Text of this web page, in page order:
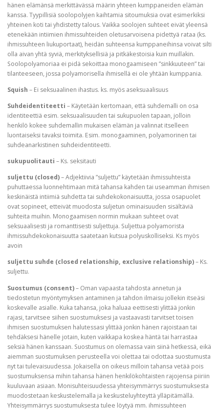
hänen elämänsä merkittävässä määrin yhteen kumppaneiden elämän
kanssa. Tyypillisiä soolopolyjen kaihtamia sitoumuksia ovat esimerkiksi
yhteinen koti tai yhdistetty talous. Vaikka soolojen suhteet eivät yleensä
etenekään intiimien ihmissuhteiden oletusarvoisena pidettyä rataa (ks.
ihmissuhteen liukuportaat), heidän suhteensa kumppaneihinsa voivat silti
olla aivan yhtä syviä, merkityksellisiä ja pitkäkestoisia kuin muillakin.
Soolopolyamoriaa ei pidä sekoittaa monogaamiseen ”sinkkuuteen” tai
tilanteeseen, jossa polyamorisella ihmisellä ei ole yhtään kumppania.
Squish – Ei seksuaalinen ihastus. ks. myös aseksuaalisuus
Suhdeidentiteetti – Käytetään kertomaan, että suhdemalli on osa
identiteettiä esim. seksuaalisuuden tai sukupuolen tapaan, jolloin
henkilö kokee suhdemallin mukaisen elämän ja valinnat itselleen
luontaiseksi tavaksi toimita. Esim. monogaaminen, polyamorinen tai
suhdeanarkistinen suhdeidentiteetti.
sukupuolitauti – Ks. seksitauti
suljettu (closed)– Adjektiivia ”suljettu” käytetään ihmissuhteista
puhuttaessa luonnehtimaan mitä tahansa kahden tai useamman ihmisen
keskinäistä intiimiä suhdetta tai suhdekokonaisuutta, jossa osapuolet
ovat sopineet, etteivät muodosta suljetun ominaisuuden sisältäviä
suhteita muihin. Monogaamisen normin mukaan suhteet ovat
seksuaalisesti ja romanttisesti suljettuja. Suljettua polyamorista
ihmissuhdekokonaisuutta saatetaan kutsua polyuskolliseksi. Ks myös
avoin
suljettu suhde (closed relationship, exclusive relationship)– Ks.
suljettu.
Suostumus (consent)– Oman vapaasta tahdosta annetun ja
tiedostetun myöntymyksen antaminen ja tahdon ilmaisu jollekin itseäsi
koskevalle asialle. Kuka tahansa, joka haluaa eettisesti ylittää jonkin
rajasi, tarvitsee siihen suostumuksesi ja vastaavasti tarvitset toisen
ihmisen suostumuksen halutessasi ylittää jonkin hänen rajoistaan tai
tehdäksesi hänelle jotain, kuten vaikkapa koskea häntä tai harrastaa
seksiä hänen kanssaan. Suostumus on olemassa vain siinä hetkessä, eikä
aiemman suostumuksen perusteella voi olettaa tai odottaa suostumusta
nyt tai tulevaisuudessa. Jokaisella on oikeus milloin tahansa vetää pois
suostumuksensa mihin tahansa hänen henkilökohtaisten rajojensa piiriin
kuuluvaan asiaan. Monisuhteisuudessa yhteisymmärrys suostumuksesta
muodostetaan keskustelemalla ja keskusteluyhteyttä ylläpitämällä.
Yhteisymmärrys suostumuksesta tulee löytyä mm. ihmissuhteen